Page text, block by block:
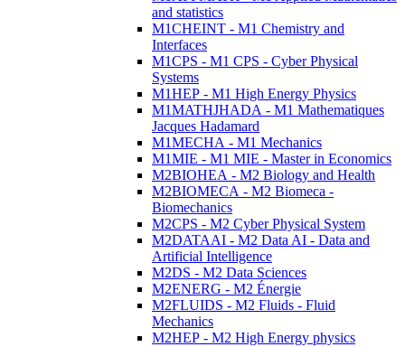
and statistics
M1CHEINT - M1 Chemistry and
Interfaces
M1CPS - M1 CPS - Cyber Physical
Systems
M1HEP - M1 High Energy Physics
M1MATHJHADA - M1 Mathematiques
Jacques Hadamard
M1MECHA - M1 Mechanics
M1MIE - M1 MIE - Master in Economics
M2BIOHEA - M2 Biology and Health
M2BIOMECA - M2 Biomeca -
Biomechanics
M2CPS - M2 Cyber Physical System
M2DATAAI - M2 Data AI - Data and
Artificial Intelligence
M2DS - M2 Data Sciences
M2ENERG - M2 Énergie
M2FLUIDS - M2 Fluids - Fluid
Mechanics
M2HEP - M2 High Energy physics